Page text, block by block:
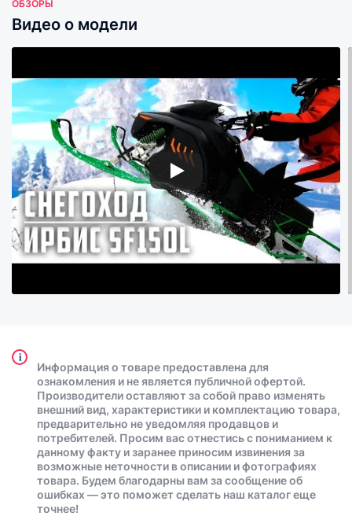
ОБЗОРЫ
Видео о модели
i
Информация о товаре предоставлена для
ознакомления и не является публичной офертой.
Производители оставляют за собой право изменять
внешний вид, характеристики и комплектацию товара,
предварительно не уведомляя продавцов и
потребителей. Просим вас отнестись с пониманием к
данному факту и заранее приносим извинения за
возможные неточности в описании и фотографиях
товара. Будем благодарны вам за сообщение об
ошибках — это поможет сделать наш каталог еще
точнее!